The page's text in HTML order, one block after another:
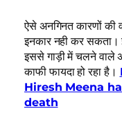
ऐसे अनगिनत कारणों की
इनकार नही कर सकता।
इससे गाड़ी में चलने वाले
काफी फायदा हो रहा है।
Hiresh Meena
death